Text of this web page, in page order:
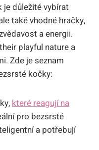
důležité vybírat
také vhodné hračky,
a energii.
playful nature a
Zde je seznam
kočky:
které reagují na
pro bezsrsté
a potřebují